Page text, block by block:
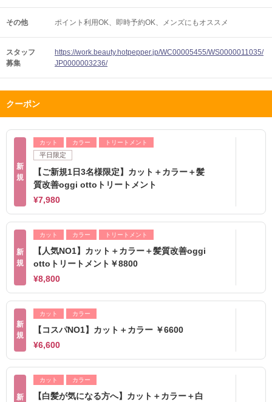
その他 ポイント利用OK 即時予約OK メンズにもオススメ
スタッフ
募集
https://work.beauty.hotpepper.jp/WC00005455/WS0000011035/
JP0000003236/
クーポン
新
規
カット カラー トリートメント
平日限定
【ご新規1日3名様限定】カット＋カラー＋髪
質改善oggi ottoトリートメント
¥7,980
新
規
カット カラー トリートメント
【人気NO1】カット＋カラー＋髪質改善oggi
ottoトリートメント￥8800
¥8,800
新
規
カット カラー
【コスパNO1】カット＋カラー ￥6600
¥6,600
新
カット カラー
【白髪が気になる方へ】カット＋カラー＋白